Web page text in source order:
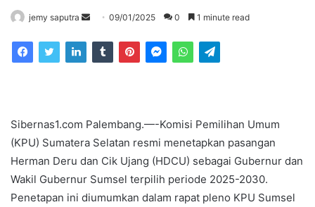
jemy saputra
Send
email
09/01/2025 0 1 minute read
Sibernas1.com Palembang.—-Komisi Pemilihan Umum
(KPU) Sumatera Selatan resmi menetapkan pasangan
Herman Deru dan Cik Ujang (HDCU) sebagai Gubernur dan
Wakil Gubernur Sumsel terpilih periode 2025-2030.
Penetapan ini diumumkan dalam rapat pleno KPU Sumsel